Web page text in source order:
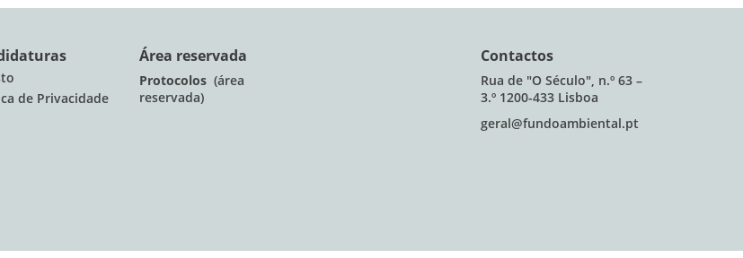
de Privacidade
Área reservada
Protocolos (área
reservada)
Contactos
Rua de "O Século", n.º 63 –
3.º 1200-433 Lisboa
geral@fundoambiental.pt